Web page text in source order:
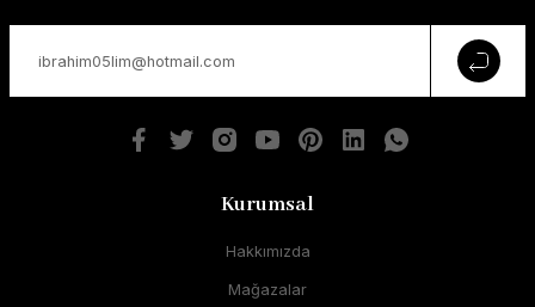
Kurumsal
Hakkımızda
Mağazalar